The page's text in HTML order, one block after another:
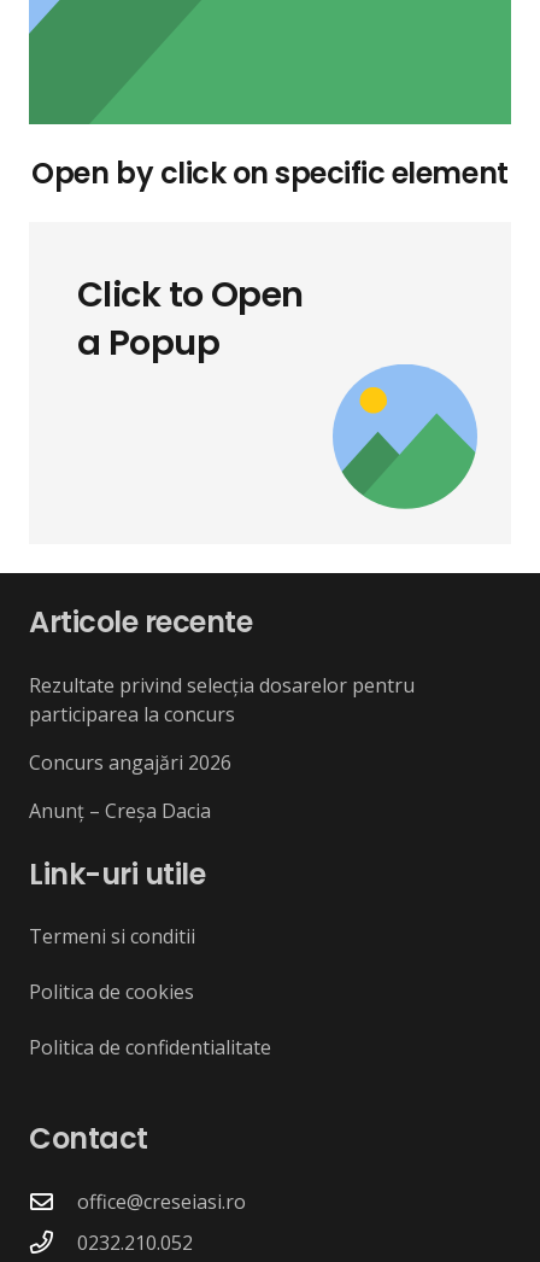
Open by click on specific element
Click to Open
a Popup
Articole recente
Rezultate privind selecția dosarelor pentru
participarea la concurs
Concurs angajări 2026
Anunț – Creșa Dacia
Link-uri utile
Termeni si conditii
Politica de cookies
Politica de confidentialitate
Contact
office@creseiasi.ro
0232.210.052